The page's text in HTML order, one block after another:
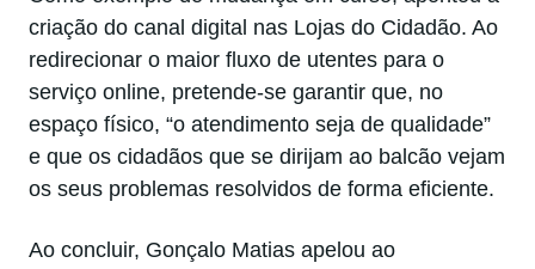
criação do canal digital nas Lojas do Cidadão. Ao
redirecionar o maior fluxo de utentes para o
serviço online, pretende-se garantir que, no
espaço físico, “o atendimento seja de qualidade”
e que os cidadãos que se dirijam ao balcão vejam
os seus problemas resolvidos de forma eficiente.
Ao concluir, Gonçalo Matias apelou ao